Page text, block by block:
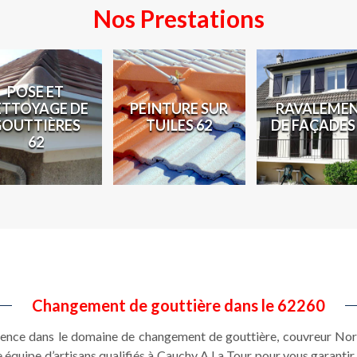
Nos Prestations
POSE ET
DE
62
PEINTURE SUR
TUILES 62
DE
Changement de gouttière dans le 62260
dans le domaine de changement de gouttière, couvreur